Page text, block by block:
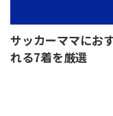
サッカーママにお
れる7着を厳選